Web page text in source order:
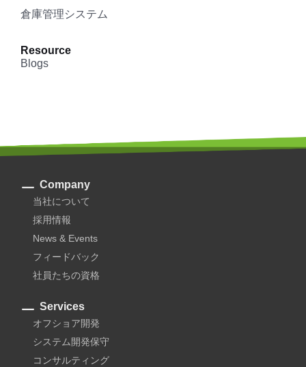
倉庫管理システム
Resource
Blogs
Company
当社について
採用情報
News & Events
フィードバック
社員たちの資格
Services
オフショア開発
システム開発保守
コンサルティング